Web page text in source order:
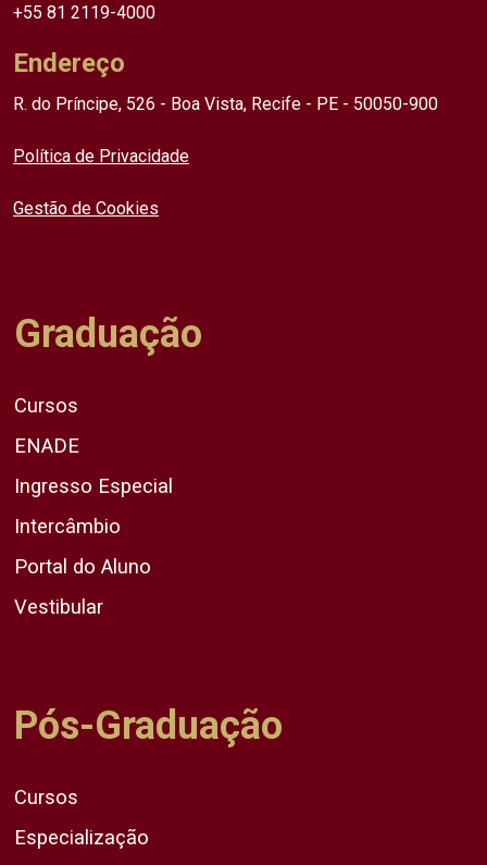
+55 81 2119-4000
Endereço
R. do Príncipe, 526 - Boa Vista, Recife - PE - 50050-900
Política de Privacidade
Gestão de Cookies
Graduação
Cursos
ENADE
Ingresso Especial
Intercâmbio
Portal do Aluno
Vestibular
Pós-Graduação
Cursos
Especialização